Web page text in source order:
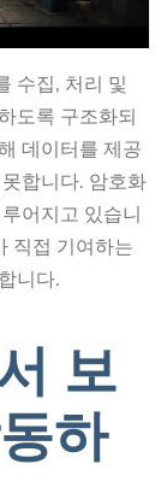
수집, 처리 및
도록 구조화되
데이터를 제공
합니다. 암호화
어지고 있습니
직접 기여하는
니다.
보
하